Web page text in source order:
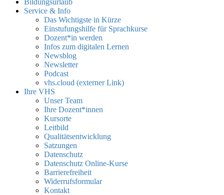
Bildungsurlaub
Service & Info
Das Wichtigste in Kürze
Einstufungshilfe für Sprachkurse
Dozent*in werden
Infos zum digitalen Lernen
Newsblog
Newsletter
Podcast
vhs.cloud (externer Link)
Ihre VHS
Unser Team
Ihre Dozent*innen
Kursorte
Leitbild
Qualitätsentwicklung
Satzungen
Datenschutz
Datenschutz Online-Kurse
Barrierefreiheit
Widerrufsformular
Kontakt